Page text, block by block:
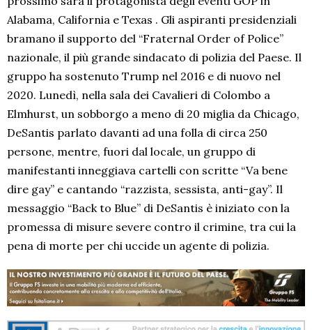
Alabama, California e Texas . Gli aspiranti presidenziali
bramano il supporto del “Fraternal Order of Police”
nazionale, il più grande sindacato di polizia del Paese. Il
gruppo ha sostenuto Trump nel 2016 e di nuovo nel
2020. Lunedì, nella sala dei Cavalieri di Colombo a
Elmhurst, un sobborgo a meno di 20 miglia da Chicago,
DeSantis parlato davanti ad una folla di circa 250
persone, mentre, fuori dal locale, un gruppo di
manifestanti inneggiava cartelli con scritte “Va bene
dire gay” e cantando “razzista, sessista, anti-gay”. Il
messaggio “Back to Blue” di DeSantis è iniziato con la
promessa di misure severe contro il crimine, tra cui la
pena di morte per chi uccide un agente di polizia.